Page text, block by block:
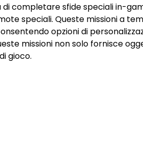
completare sfide speciali in-
speciali. Queste missioni a
opzioni di
missioni non solo fornisce
gioco.